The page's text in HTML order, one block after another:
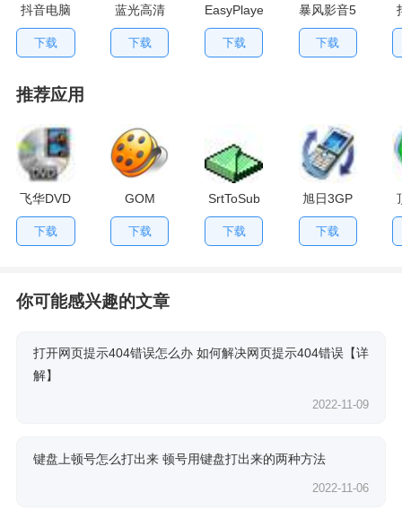
抖音电脑
版 1.0.4.782
下载
蓝光高清
播放器
(iDeer
Blu-ray
下载
EasyPlayerPro(流
媒体播放
器)
下载
暴风影音5
下载
推荐应用
飞华DVD
格式转换
器
下载
GOM
Video
Converter
下载
SrtToSub
下载
旭日3GP
视频格式
转换器
下载
你可能感兴趣的文章
打开网页提示404错误怎么办 如何解决网页提示404错误【详
解】
2022-11-09
键盘上顿号怎么打出来 顿号用键盘打出来的两种方法
2022-11-06